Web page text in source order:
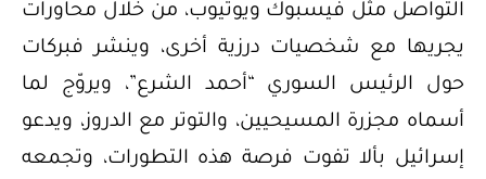
التواصل مثل فيسبوك ويوتيوب، من خلال محاورات
يجريها مع شخصيات درزية أخرى، وينشر فبركات
حول الرئيس السوري “أحمد الشرع”، ويروّج لما
أسماه مجزرة المسيحيين، والتوتر مع الدروز، ويدعو
إسرائيل بألا تفوت فرصة هذه التطورات، وتجمعه